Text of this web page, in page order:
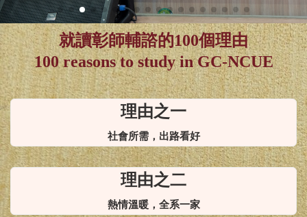
NCUE!
就讀彰師輔諮的100個理由
100 reasons to study in GC-NCUE
理由之一
社會所需，出路看好
理由之二
熱情溫暖，全系一家